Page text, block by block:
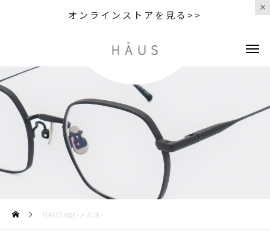
オンラインストアを見る>>
HAUS opt -メガネ-